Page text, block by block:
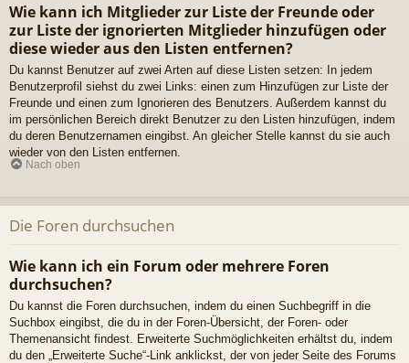
Wie kann ich Mitglieder zur Liste der Freunde oder
zur Liste der ignorierten Mitglieder hinzufügen oder
diese wieder aus den Listen entfernen?
Du kannst Benutzer auf zwei Arten auf diese Listen setzen: In jedem
Benutzerprofil siehst du zwei Links: einen zum Hinzufügen zur Liste der
Freunde und einen zum Ignorieren des Benutzers. Außerdem kannst du
im persönlichen Bereich direkt Benutzer zu den Listen hinzufügen, indem
du deren Benutzernamen eingibst. An gleicher Stelle kannst du sie auch
wieder von den Listen entfernen.
Nach oben
Die Foren durchsuchen
Wie kann ich ein Forum oder mehrere Foren
durchsuchen?
Du kannst die Foren durchsuchen, indem du einen Suchbegriff in die
Suchbox eingibst, die du in der Foren-Übersicht, der Foren- oder
Themenansicht findest. Erweiterte Suchmöglichkeiten erhältst du, indem
du den „Erweiterte Suche“-Link anklickst, der von jeder Seite des Forums